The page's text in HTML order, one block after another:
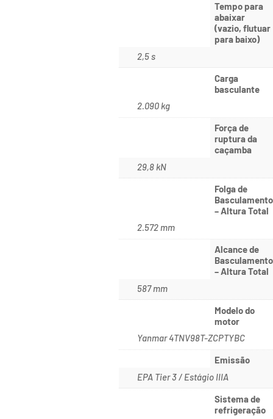
Tempo para
abaixar
(vazio, flutuar
para baixo)
2,5 s
Carga
basculante
2.090 kg
Força de
ruptura da
caçamba
29,8 kN
Folga de
Basculamento
– Altura Total
2.572 mm
Alcance de
Basculamento
– Altura Total
587 mm
Modelo do
motor
Yanmar 4TNV98T-ZCPTYBC
Emissão
EPA Tier 3 / Estágio IIIA
Sistema de
refrigeração